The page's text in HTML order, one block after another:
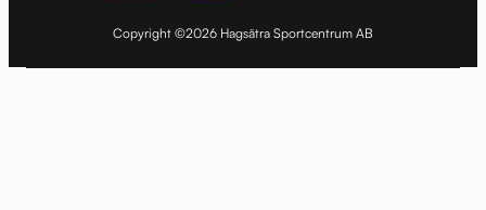
Copyright ©2026 Hagsätra Sportcentrum AB